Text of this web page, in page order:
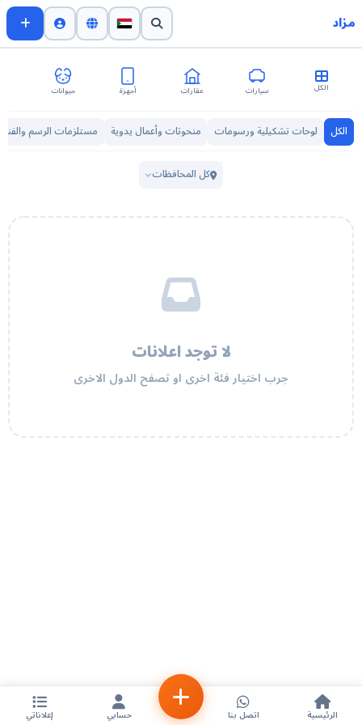
مزاد
الكل سيارات عقارات أجهزة حيوانات
الكل لوحات تشكيلية ورسومات منحوتات وأعمال يدوية مستلزمات الرسم
كل المحافظات
لا توجد اعلانات
جرب اختيار فئة اخرى او تصفح الدول الاخرى
الرئيسية اتصل بنا حسابي إعلاناتي